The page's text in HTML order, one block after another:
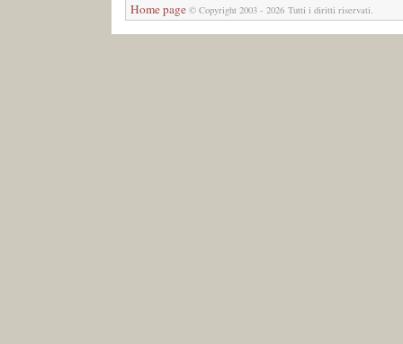
Home page © Copyright 2003 - 2026 Tutti i diritti riservati.